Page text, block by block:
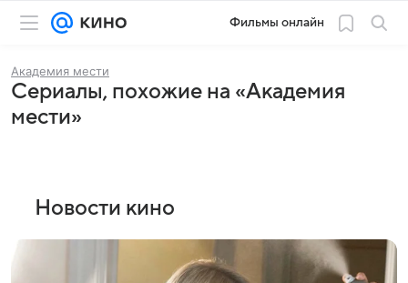
Фильмы онлайн
Академия мести
Сериалы, похожие на «Академия
мести»
Новости кино